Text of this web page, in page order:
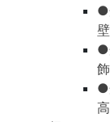
●
●
●